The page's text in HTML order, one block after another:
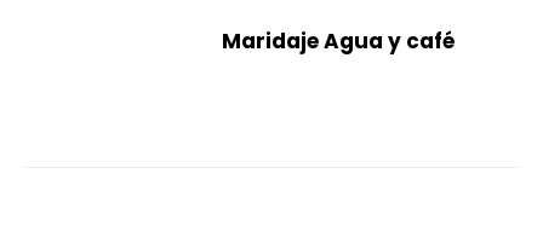
Maridaje Agua y café